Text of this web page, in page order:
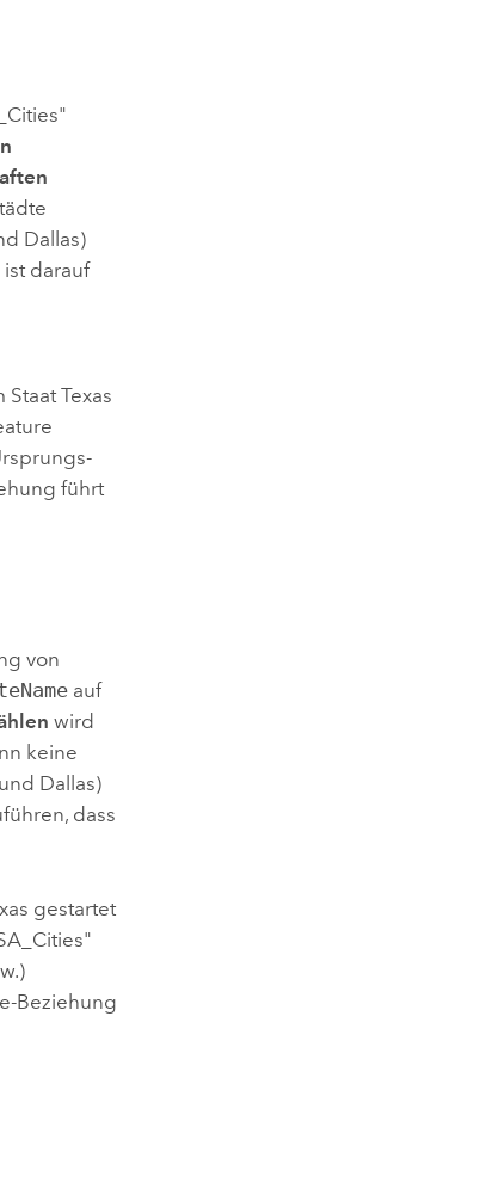
Dallas)
ist darauf
Texas
führt
von
auf
wird
keine
Dallas)
dass
gestartet
Beziehung